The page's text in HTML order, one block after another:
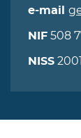
e-mail
NIF 508
NISS